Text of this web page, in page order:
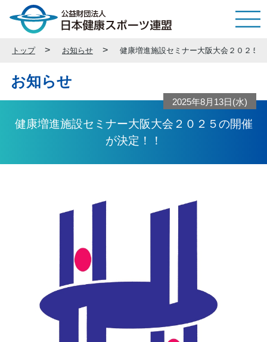
トップ お知らせ 健康増進施設セミナー大阪大会２０２５
お知らせ
健康増進施設セミナー大阪大会２０２５の開催
が決定！！
2025年8月13日(水)